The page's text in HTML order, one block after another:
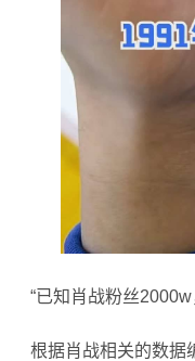
“已知肖战粉丝
根据肖战相关的数据